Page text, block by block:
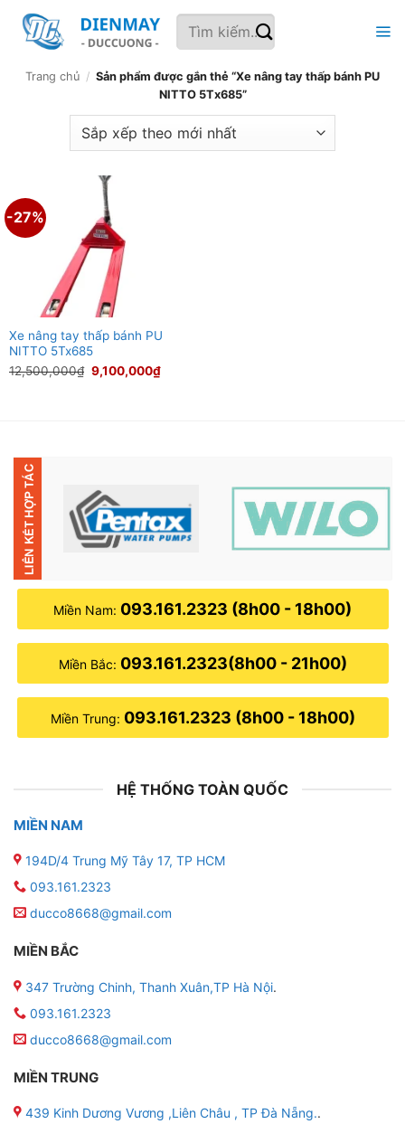
qua
dung
Tìm
kiếm:
Trang chủ / Sản phẩm được gắn thẻ “Xe nâng tay thấp bánh PU
NITTO 5Tx685”
-27%
Xe nâng tay thấp bánh PU
NITTO 5Tx685
12,500,000₫ Giá
gốc
9,100,000₫Giá
Miền Nam: 093.161.2323 (8h00 - 18h00)
Miền Bắc: 093.161.2323(8h00 - 21h00)
Miền Trung: 093.161.2323 (8h00 - 18h00)
HỆ THỐNG TOÀN QUỐC
MIỀN NAM
194D/4 Trung Mỹ Tây 17, TP HCM
093.161.2323
ducco8668@gmail.com
MIỀN BẮC
347 Trường Chinh, Thanh Xuân,TP Hà Nội.
093.161.2323
ducco8668@gmail.com
MIỀN TRUNG
439 Kinh Dương Vương ,Liên Châu , TP Đà Nẵng..